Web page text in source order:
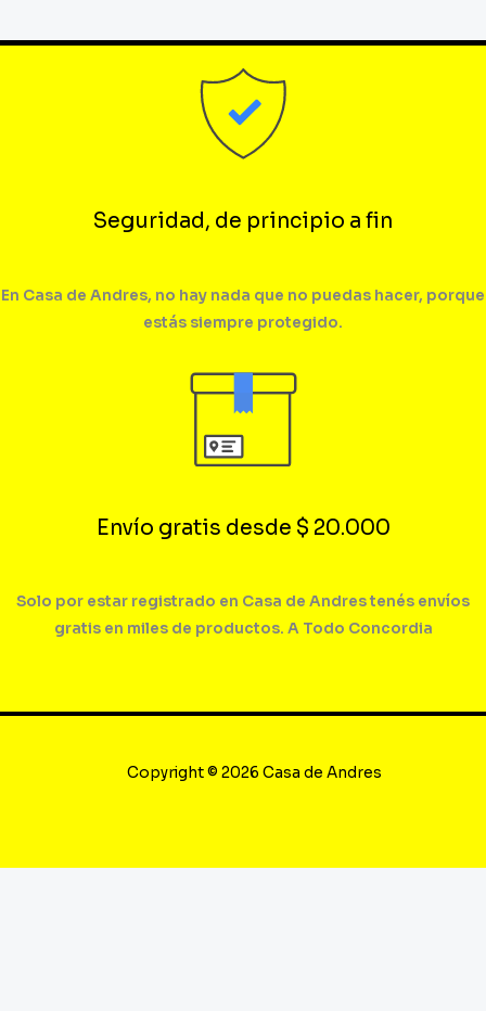
Seguridad, de principio a fin
En Casa de Andres, no hay nada que no puedas hacer, porque
estás siempre protegido.
Envío gratis desde $ 20.000
Solo por estar registrado en Casa de Andres tenés envíos
gratis en miles de productos. A Todo Concordia
Copyright © 2026 Casa de Andres